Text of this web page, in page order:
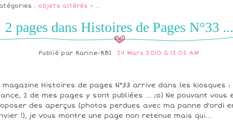
: objets altérés - …
2 pages dans Histoires de Pages N°33 ...
Publié par Karine-KBI 24 Mars 2010 à 12:05 AM
magazine Histoires de pages N°33 arrive dans les kiosques :
2 de mes pages y sont publiées ... ;o) Ne pouvant vous
des aperçus (photos perdues avec ma panne d'ordi
!), je vous montre une page non retenue mais qui...